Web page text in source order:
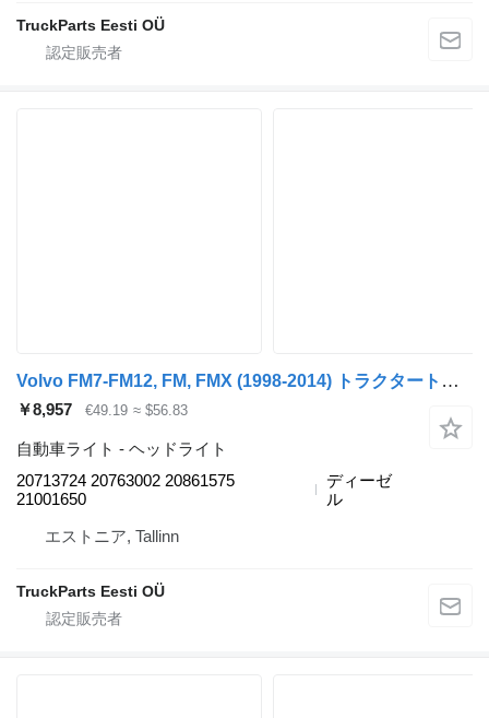
TruckParts Eesti OÜ
Volvo FM7-FM12, FM, FMX (1998-2014) トラクタートラックのためのVolvo FM (01.05-) 20713724 ヘッドライト
￥8,957 €49.19 ≈ $56.83
自動車ライト - ヘッドライト
20713724 20763002 20861575
21001650
ディーゼ
ル
エストニア, Tallinn
TruckParts Eesti OÜ